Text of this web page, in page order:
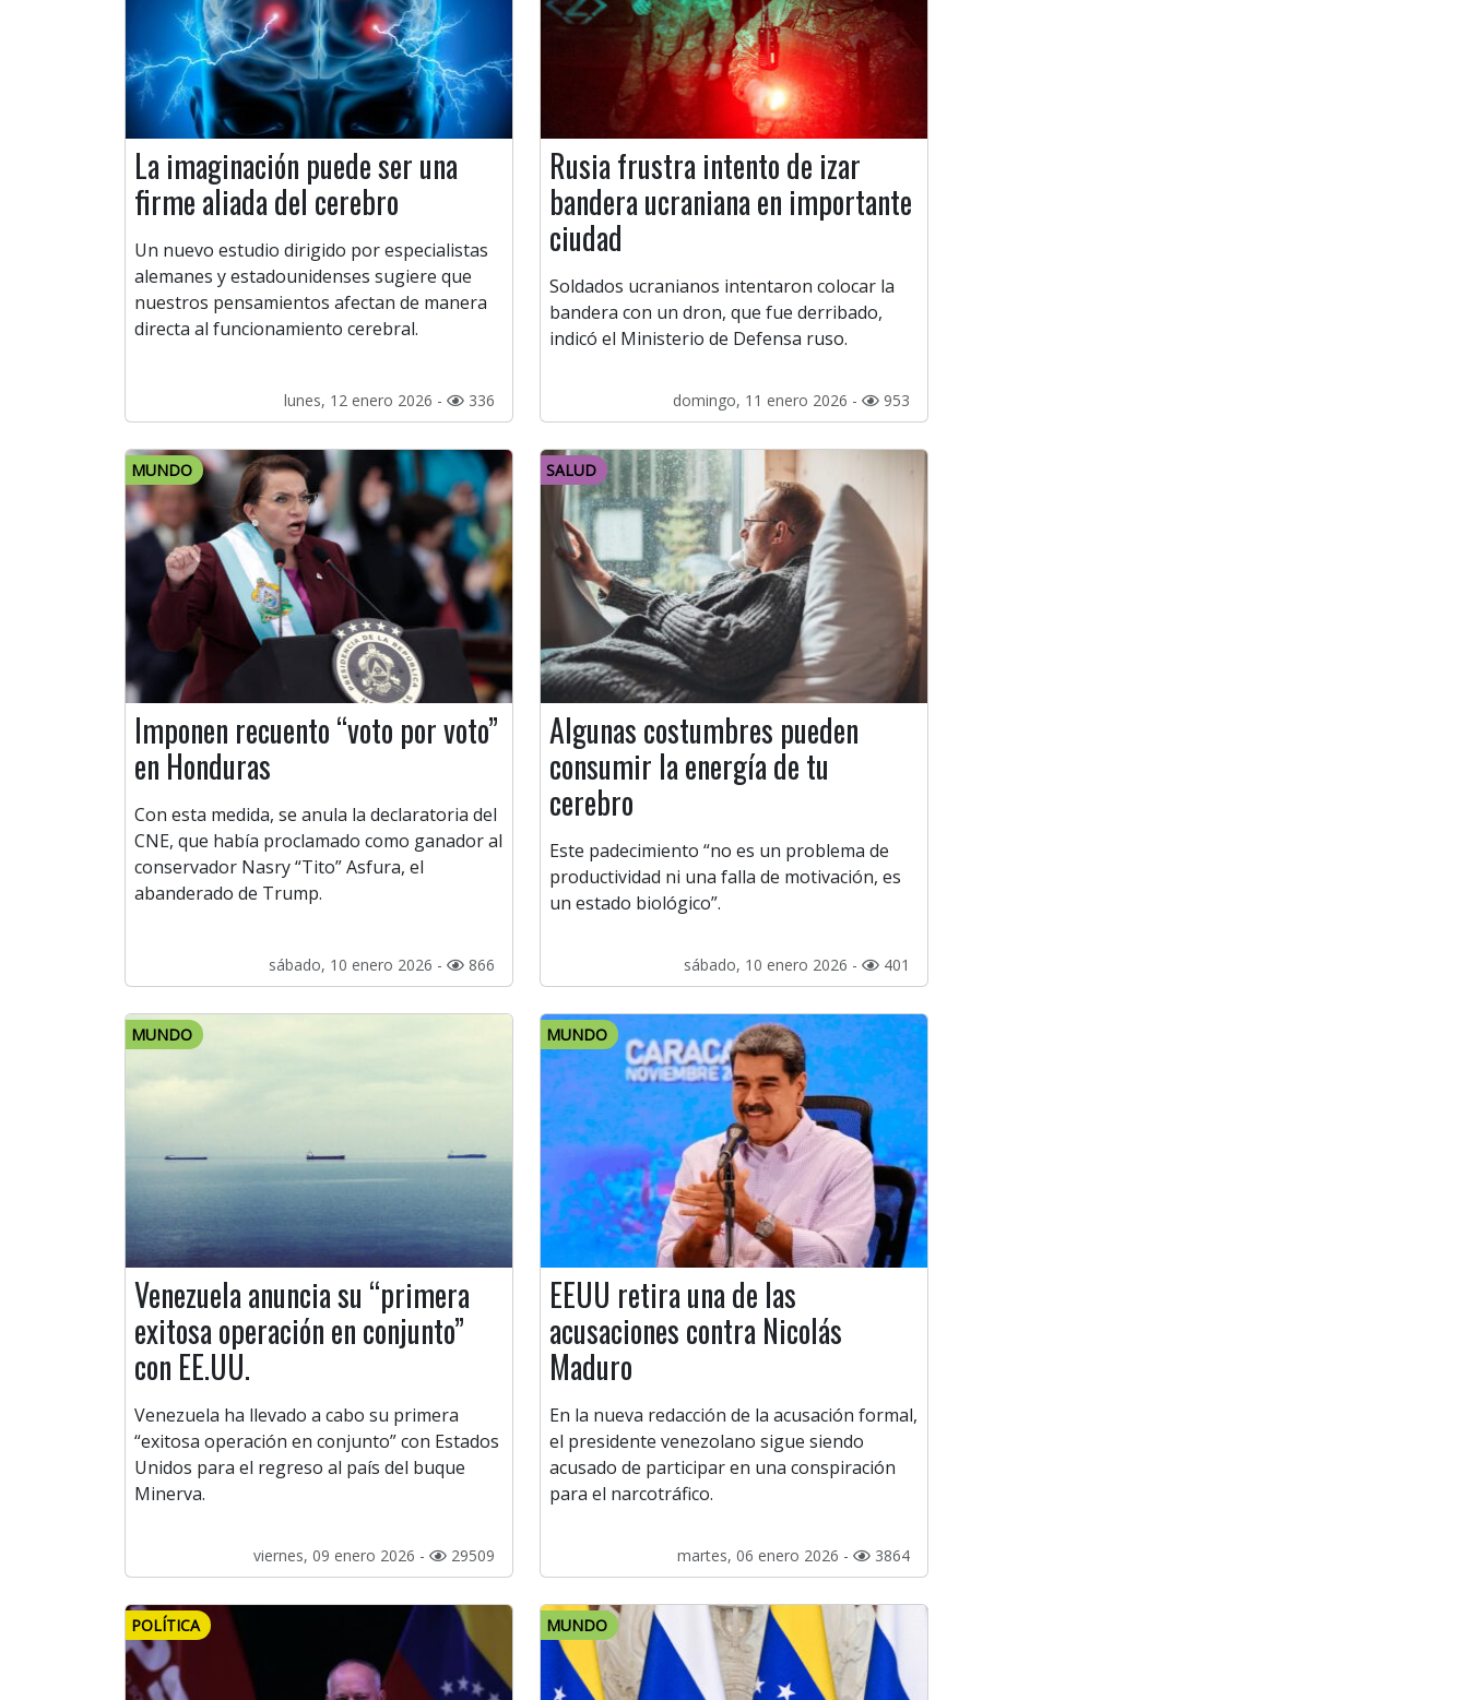
La imaginación puede ser una
firme aliada del cerebro
Un nuevo estudio dirigido por especialistas
alemanes y estadounidenses sugiere que
nuestros pensamientos afectan de manera
directa al funcionamiento cerebral.
lunes, 12 enero 2026 - 336
Rusia frustra intento de izar
bandera ucraniana en importante
ciudad
Soldados ucranianos intentaron colocar la
bandera con un dron, que fue derribado,
indicó el Ministerio de Defensa ruso.
domingo, 11 enero 2026 - 953
MUNDO
Imponen recuento “voto por voto”
en Honduras
Con esta medida, se anula la declaratoria del
CNE, que había proclamado como ganador al
conservador Nasry “Tito” Asfura, el
abanderado de Trump.
sábado, 10 enero 2026 - 866
SALUD
Algunas costumbres pueden
consumir la energía de tu
cerebro
Este padecimiento “no es un problema de
productividad ni una falla de motivación, es
un estado biológico”.
sábado, 10 enero 2026 - 401
MUNDO
Venezuela anuncia su “primera
exitosa operación en conjunto”
con EE.UU.
Venezuela ha llevado a cabo su primera
“exitosa operación en conjunto” con Estados
Unidos para el regreso al país del buque
Minerva.
viernes, 09 enero 2026 - 29509
MUNDO
EEUU retira una de las
acusaciones contra Nicolás
Maduro
En la nueva redacción de la acusación formal,
el presidente venezolano sigue siendo
acusado de participar en una conspiración
para el narcotráfico.
martes, 06 enero 2026 - 3864
POLÍTICA MUNDO